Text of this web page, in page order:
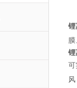
锂
锂
可